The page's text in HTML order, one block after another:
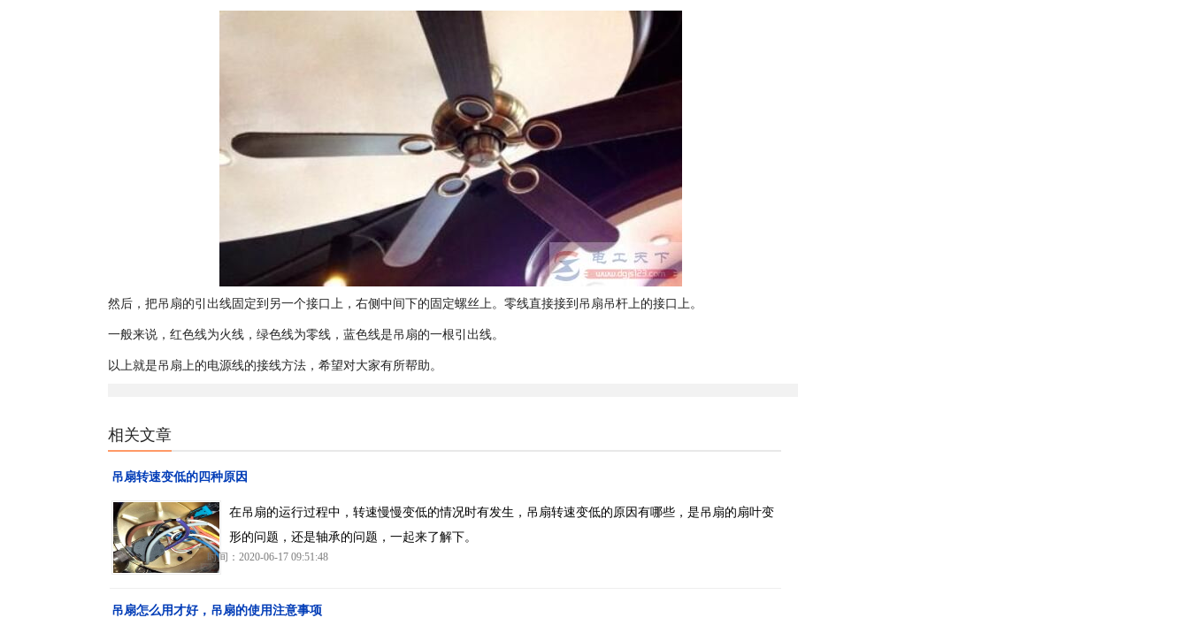
然后，把吊扇的引出线固定到另一个接口上，右侧中间下的固定螺丝上。零线直接接到吊扇吊杆上的接口上。
一般来说，红色线为火线，绿色线为零线，蓝色线是吊扇的一根引出线。
以上就是吊扇上的电源线的接线方法，希望对大家有所帮助。
相关文章
吊扇转速变低的四种原因
在吊扇的运行过程中，转速慢慢变低的情况时有发生，吊扇转速变低的原因有哪些，是吊扇的扇叶变
形的问题，还是轴承的问题，一起来了解下。
时间：2020-06-17 09:51:48
吊扇怎么用才好，吊扇的使用注意事项